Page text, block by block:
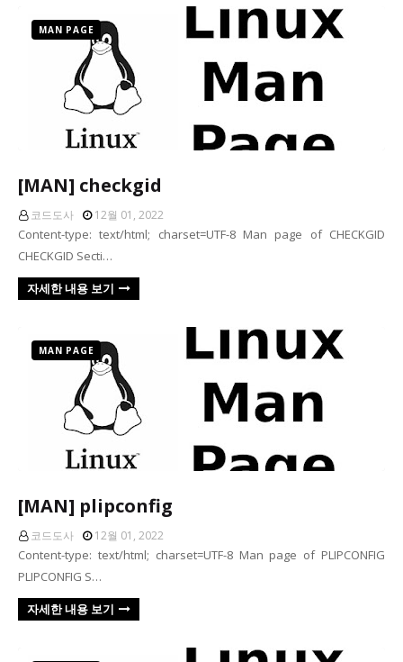
MAN PAGE
[MAN] checkgid
코드도사 12월 01, 2022
Content-type: text/html; charset=UTF-8 Man page of CHECKGID
CHECKGID Secti…
자세한 내용 보기
MAN PAGE
[MAN] plipconfig
코드도사 12월 01, 2022
Content-type: text/html; charset=UTF-8 Man page of PLIPCONFIG
PLIPCONFIG S…
자세한 내용 보기